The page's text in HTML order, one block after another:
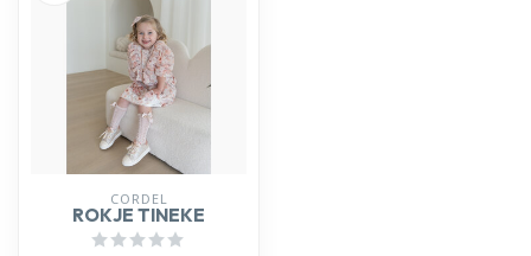
CORDEL
ROKJE TINEKE